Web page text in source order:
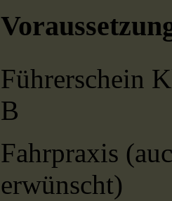
Führerschein
B
Fahrpraxis
erwünscht)